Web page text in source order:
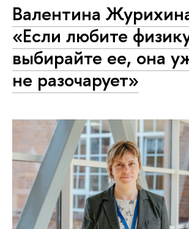
Валентина
«Если любите
выбирайте ее, она
не разочарует»